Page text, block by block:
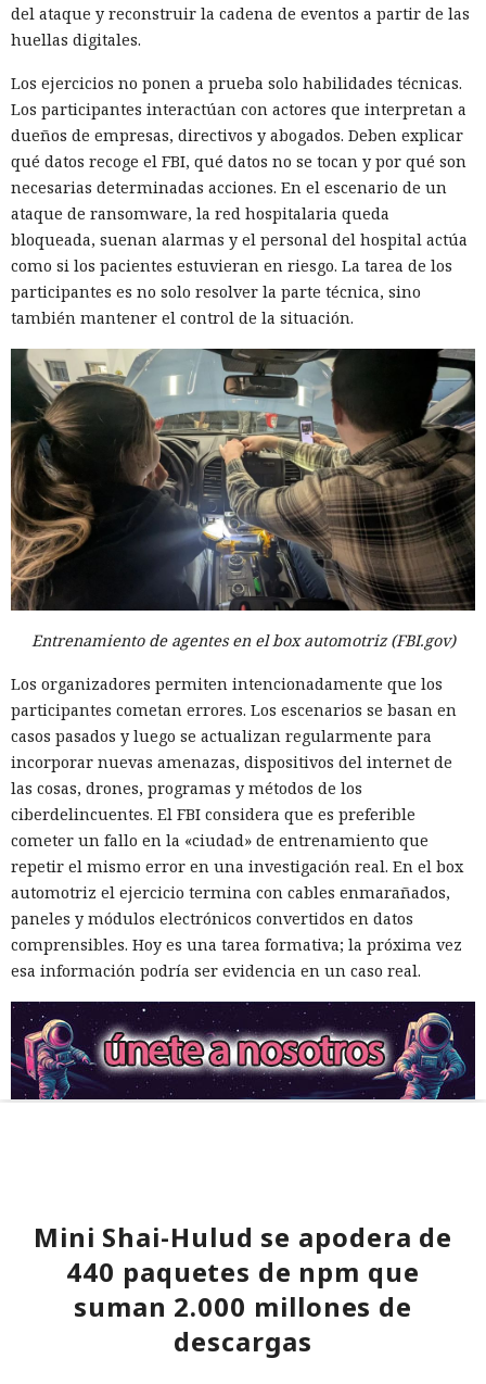
del ataque y reconstruir la cadena de eventos a partir de las
huellas digitales.
Los ejercicios no ponen a prueba solo habilidades técnicas.
Los participantes interactúan con actores que interpretan a
dueños de empresas, directivos y abogados. Deben explicar
qué datos recoge el FBI, qué datos no se tocan y por qué son
necesarias determinadas acciones. En el escenario de un
ataque de ransomware, la red hospitalaria queda
bloqueada, suenan alarmas y el personal del hospital actúa
como si los pacientes estuvieran en riesgo. La tarea de los
participantes es no solo resolver la parte técnica, sino
también mantener el control de la situación.
Entrenamiento de agentes en el box automotriz (FBI.gov)
Los organizadores permiten intencionadamente que los
participantes cometan errores. Los escenarios se basan en
casos pasados y luego se actualizan regularmente para
incorporar nuevas amenazas, dispositivos del internet de
las cosas, drones, programas y métodos de los
ciberdelincuentes. El FBI considera que es preferible
cometer un fallo en la «ciudad» de entrenamiento que
repetir el mismo error en una investigación real. En el box
automotriz el ejercicio termina con cables enmarañados,
paneles y módulos electrónicos convertidos en datos
comprensibles. Hoy es una tarea formativa; la próxima vez
esa información podría ser evidencia en un caso real.
Mini Shai-Hulud se apodera de
440 paquetes de npm que
suman 2.000 millones de
descargas